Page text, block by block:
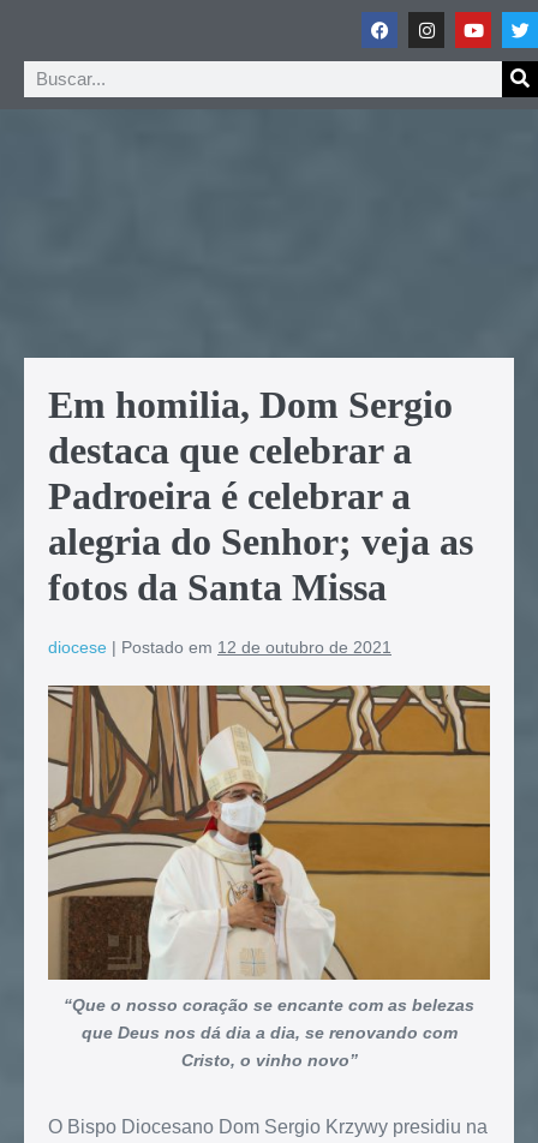
Em homilia, Dom Sergio
destaca que celebrar a
Padroeira é celebrar a
alegria do Senhor; veja as
fotos da Santa Missa
diocese | Postado em 12 de outubro de 2021
“Que o nosso coração se encante com as belezas
que Deus nos dá dia a dia, se renovando com
Cristo, o vinho novo”
O Bispo Diocesano Dom Sergio Krzywy presidiu na